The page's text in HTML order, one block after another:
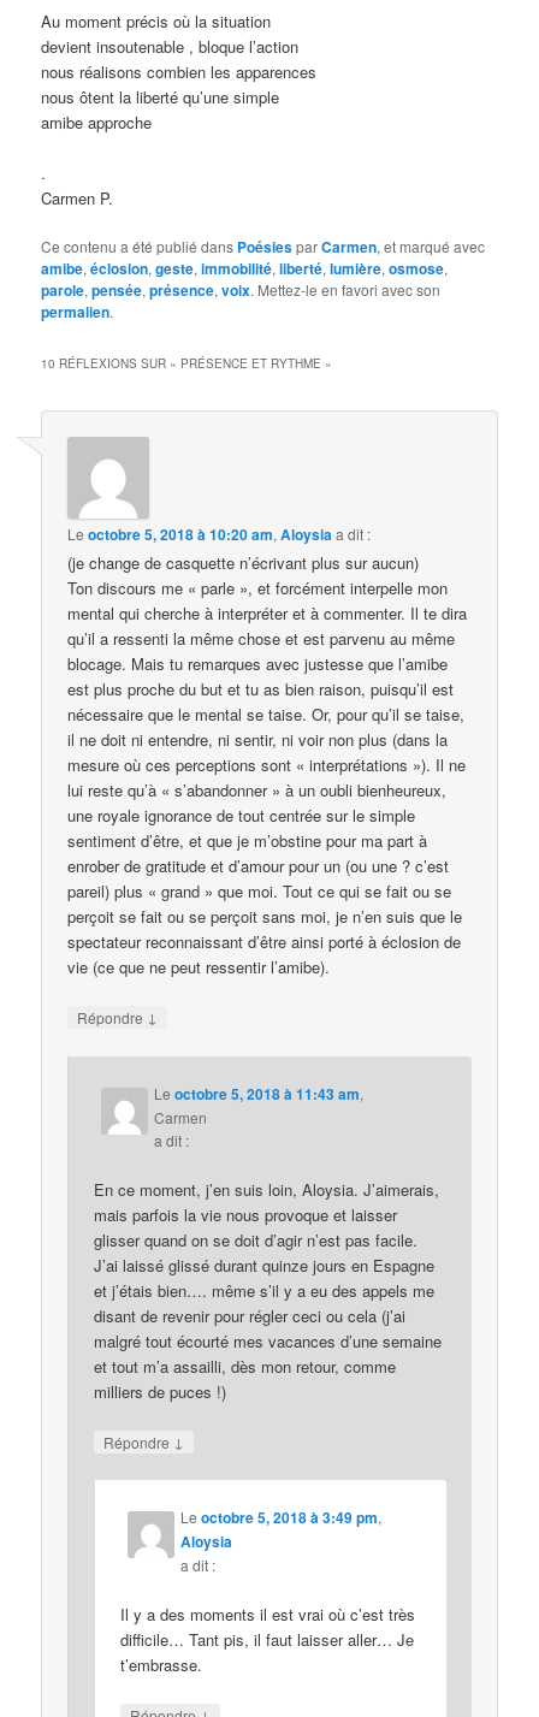
Au moment précis où la situation
devient insoutenable , bloque l’action
nous réalisons combien les apparences
nous ôtent la liberté qu’une simple
amibe approche
.
Carmen P.
Ce contenu a été publié dans PoésiesparCarmen, et marqué avec
amibe,éclosion,geste,immobilité,liberté,lumière,osmose,
parole,pensée,présence,voix. Mettez-le en favori avec son
permalien.
10 RÉFLEXIONS SUR « PRÉSENCE ET RYTHME »
Leoctobre 5, 2018 à 10:20 am,Aloysiaa dit :
(je change de casquette n’écrivant plus sur aucun)
Ton discours me « parle », et forcément interpelle mon
mental qui cherche à interpréter et à commenter. Il te dira
qu’il a ressenti la même chose et est parvenu au même
blocage. Mais tu remarques avec justesse que l’amibe
est plus proche du but et tu as bien raison, puisqu’il est
nécessaire que le mental se taise. Or, pour qu’il se taise,
il ne doit ni entendre, ni sentir, ni voir non plus (dans la
mesure où ces perceptions sont « interprétations »). Il ne
lui reste qu’à « s’abandonner » à un oubli bienheureux,
une royale ignorance de tout centrée sur le simple
sentiment d’être, et que je m’obstine pour ma part à
enrober de gratitude et d’amour pour un (ou une ? c’est
pareil) plus « grand » que moi. Tout ce qui se fait ou se
perçoit se fait ou se perçoit sans moi, je n’en suis que le
spectateur reconnaissant d’être ainsi porté à éclosion de
vie (ce que ne peut ressentir l’amibe).
Répondre ↓
Leoctobre 5, 2018 à 11:43 am,
Carmen
a dit :
En ce moment, j’en suis loin, Aloysia. J’aimerais,
mais parfois la vie nous provoque et laisser
glisser quand on se doit d’agir n’est pas facile.
J’ai laissé glissé durant quinze jours en Espagne
et j’étais bien…. même s’il y a eu des appels me
disant de revenir pour régler ceci ou cela (j’ai
malgré tout écourté mes vacances d’une semaine
et tout m’a assailli, dès mon retour, comme
milliers de puces !)
Répondre ↓
Leoctobre 5, 2018 à 3:49 pm,
Aloysia
a dit :
Il y a des moments il est vrai où c’est très
difficile… Tant pis, il faut laisser aller… Je
t’embrasse.